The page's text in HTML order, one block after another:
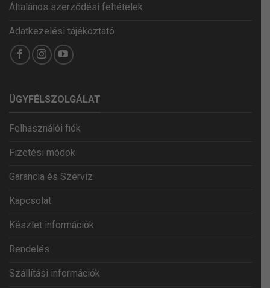
Általános szerződési feltételek
Adatkezelési tájékoztató
ÜGYFÉLSZOLGÁLAT
Felhasználói fiók
Fizetési módok
Garancia és Szerviz
Kapcsolat
Készlet információk
Rendelés
Szállítási információk